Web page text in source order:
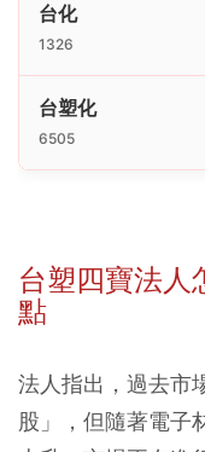
台化
1326
台塑化
6505
台塑四寶法人
點
法人指出，過去市
股」，但隨著電子